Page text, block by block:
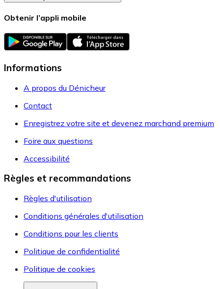
Obtenir l’appli mobile
Informations
A propos du Dénicheur
Contact
Enregistrez votre site et devenez marchand premium
Foire aux questions
Accessibilité
Règles et recommandations
Règles d'utilisation
Conditions générales d'utilisation
Conditions pour les clients
Politique de confidentialité
Politique de cookies